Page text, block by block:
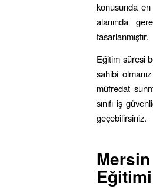
konusunda en
alanında
tasarlanmıştır.
Eğitim süresi
sahibi
müfredat
sınıfı iş
geçebilirsiniz.